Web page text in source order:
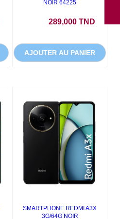
NOIR 64225
289,000 TND
AJOUTER AU PANIER
SMARTPHONE REDMI A3X
3G/64G NOIR